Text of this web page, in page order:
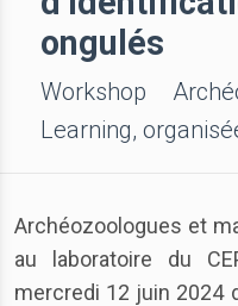
ongulés
Workshop
Learning,
Archéozoologues et
au laboratoire du
mercredi 12 juin 2024